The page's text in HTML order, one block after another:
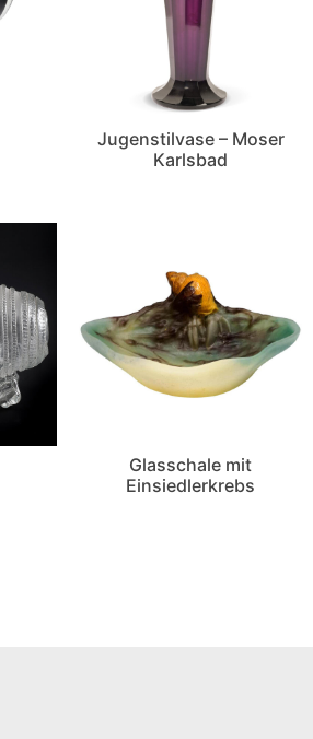
Jugenstilvase – Moser
Karlsbad
Glasschale mit
Einsiedlerkrebs